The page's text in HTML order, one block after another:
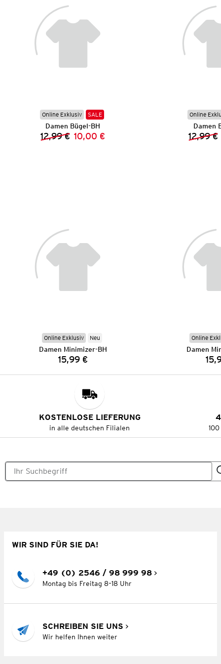
Online Exklusiv SALE
Damen Bügel-BH
Vorheriger Preis:
12,99 € Neuer Preis:
10,00 €
Online
Damen
12,99 €
Online Exklusiv Neu
Damen Minimizer-BH
Preis:
15,99 €
Online
Damen
KOSTENLOSE LIEFERUNG
in alle deutschen Filialen
WIR SIND FÜR SIE DA!
+49 (0) 2546 / 98 999 98
Montag bis Freitag 8–18 Uhr
SCHREIBEN SIE UNS
Wir helfen Ihnen weiter